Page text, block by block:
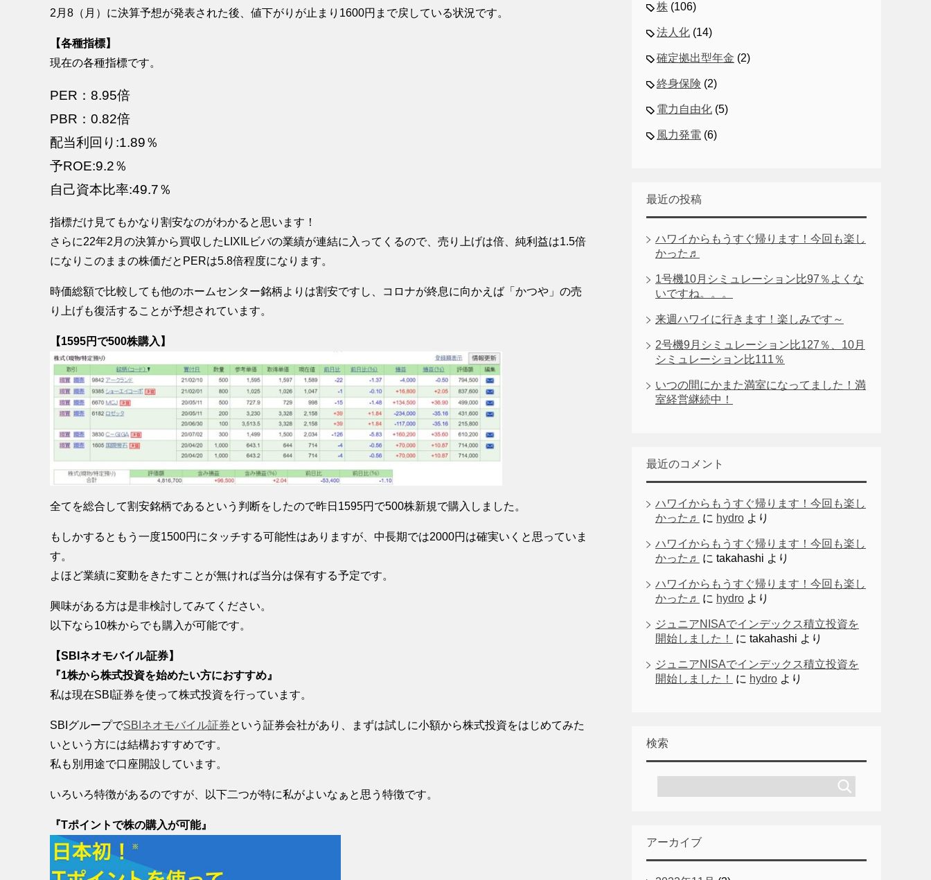
2月8（月）に決算予想が発表された後、値下がりが止まり1600円まで戻している状況です。
【各種指標】
現在の各種指標です。
PER：8.95倍
PBR：0.82倍
配当利回り:1.89％
予ROE:9.2％
自己資本比率:49.7％
指標だけ見てもかなり割安なのがわかると思います！
さらに22年2月の決算から買収したLIXILビバの業績が連結に入ってくるので、売り上げは倍、純利益は1.5倍
になりこのままの株価だとPERは5.8倍程度になります。
時価総額で比較しても他のホームセンター銘柄よりは割安ですし、コロナが終息に向かえば「かつや」の売
り上げも復活することが予想されています。
【1595円で500株購入】
全てを総合して割安銘柄であるという判断をしたので昨日1595円で500株新規で購入しました。
もしかするともう一度1500円にタッチする可能性はありますが、中長期では2000円は確実いくと思っていま
す。
よほど業績に変動をきたすことが無ければ当分は保有する予定です。
興味がある方は是非検討してみてください。
以下なら10株からでも購入が可能です。
【SBIネオモバイル証券】
『1株から株式投資を始めたい方におすすめ』
私は現在SBI証券を使って株式投資を行っています。
SBIグループでSBIネオモバイル証券という証券会社があり、まずは試しに小額から株式投資をはじめてみた
いという方には結構おすすめです。
私も別用途で口座開設しています。
いろいろ特徴があるのですが、以下二つが特に私がよいなぁと思う特徴です。
『Tポイントで株の購入が可能』
株 (106)
法人化 (14)
確定拠出型年金 (2)
終身保険 (2)
電力自由化 (5)
風力発電 (6)
最近の投稿
ハワイからもうすぐ帰ります！今回も楽し
かった♬
1号機10月シミュレーション比97％よくな
いですね。。。
来週ハワイに行きます！楽しみです～
2号機9月シミュレーション比127％、10月
シミュレーション比111％
いつの間にかまた満室になってました！満
室経営継続中！
最近のコメント
ハワイからもうすぐ帰ります！今回も楽し
かった♬
に hydro より
ハワイからもうすぐ帰ります！今回も楽し
かった♬
に takahashi より
ハワイからもうすぐ帰ります！今回も楽し
かった♬
に hydro より
ジュニアNISAでインデックス積立投資を
開始しました！
に takahashi より
ジュニアNISAでインデックス積立投資を
開始しました！
に hydro より
検索
アーカイブ